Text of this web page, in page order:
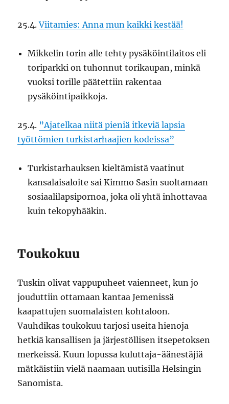
25.4.Viitamies: Anna mun kaikki kestää!
Mikkelin torin alle tehty pysäköintilaitos eli
toriparkki on tuhonnut torikaupan, minkä
vuoksi torille päätettiin rakentaa
pysäköintipaikkoja.
25.4. ”Ajatelkaa niitä pieniä itkeviä lapsia
työttömien turkistarhaajien kodeissa”
Turkistarhauksen kieltämistä vaatinut
kansalaisaloite sai Kimmo Sasin suoltamaan
sosiaalilapsipornoa, joka oli yhtä inhottavaa
kuin tekopyhääkin.
Toukokuu
Tuskin olivat vappupuheet vaienneet, kun jo
jouduttiin ottamaan kantaa Jemenissä
kaapattujen suomalaisten kohtaloon.
Vauhdikas toukokuu tarjosi useita hienoja
hetkiä kansallisen ja järjestöllisen itsepetoksen
merkeissä. Kuun lopussa kuluttaja-äänestäjiä
mätkäistiin vielä naamaan uutisilla Helsingin
Sanomista.